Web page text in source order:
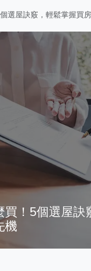
選屋訣竅，輕鬆掌握買
買！5個選屋訣
機